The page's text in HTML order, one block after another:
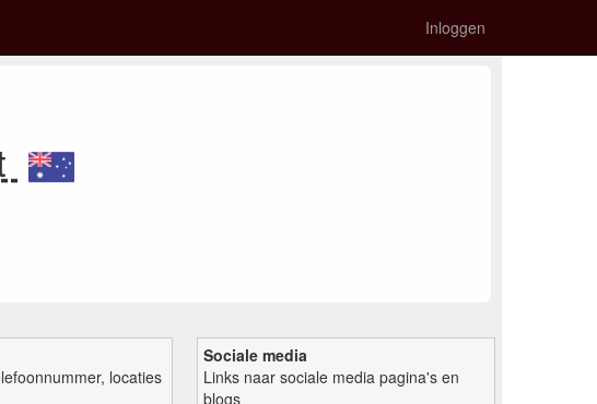
Inloggen
locaties
Sociale media
Links naar sociale media pagina's en
blogs